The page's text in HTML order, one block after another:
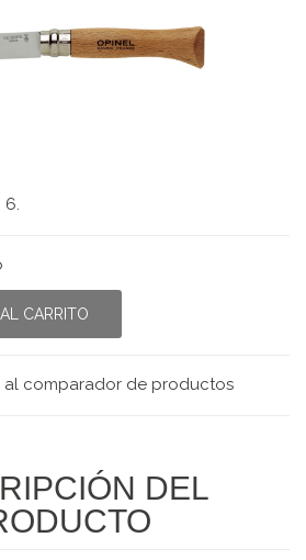
6.
CARRITO
al comparador de productos
DEL